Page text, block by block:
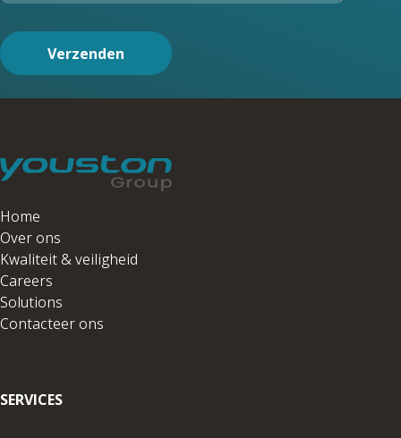
Verzenden
Home
Over ons
Kwaliteit & veiligheid
Careers
Solutions
Contacteer ons
SERVICES